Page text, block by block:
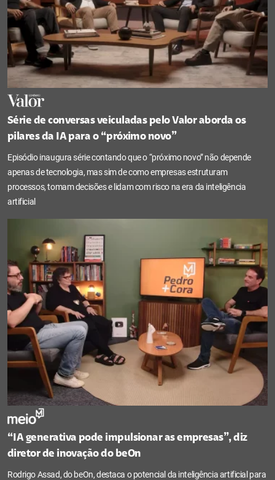
Série de conversas veiculadas pelo Valor aborda os
pilares da IA para o “próximo novo”
Episódio inaugura série contando que o “próximo novo” não depende
apenas de tecnologia, mas sim de como empresas estruturam
processos, tomam decisões e lidam com risco na era da inteligência
artificial
“IA generativa pode impulsionar as empresas”, diz
diretor de inovação do beOn
Rodrigo Assad, do beOn, destaca o potencial da inteligência artificial para